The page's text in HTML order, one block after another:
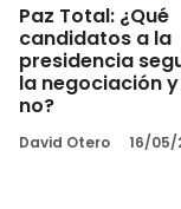
Paz Total: ¿Qué
candidatos a la
presidencia
la negociación
no?
David Otero 16/05/